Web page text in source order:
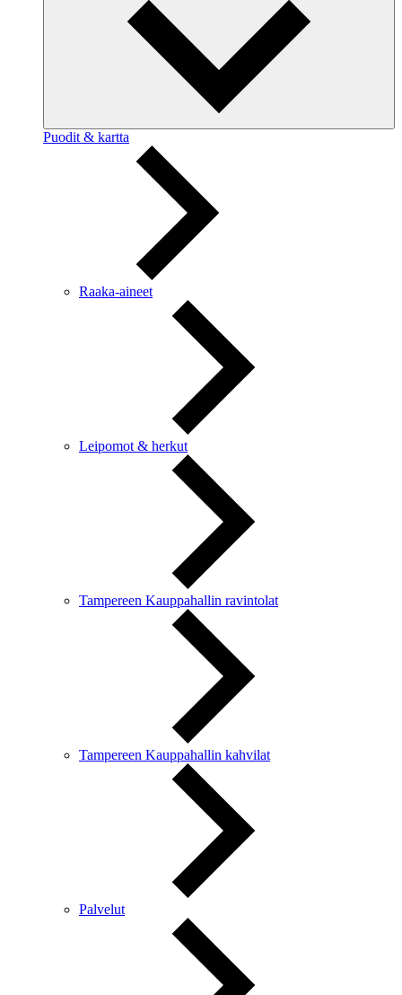
Puodit & kartta
Raaka-aineet
Leipomot & herkut
Tampereen Kauppahallin ravintolat
Tampereen Kauppahallin kahvilat
Palvelut